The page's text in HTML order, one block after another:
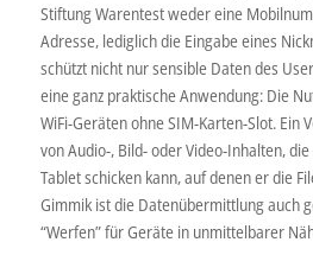
Stiftung Warentest weder eine
Adresse, lediglich die Eingabe eines
schützt nicht nur sensible Daten des
eine ganz praktische Anwendung: Die
WiFi-Geräten ohne SIM-Karten-Slot. Ein
von Audio-, Bild- oder Video-Inhalten,
Tablet schicken kann, auf denen er die
Gimmik ist die Datenübermittlung auch
“Werfen” für Geräte in unmittelbarer